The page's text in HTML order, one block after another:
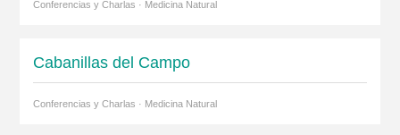
Conferencias y Charlas · Medicina Natural
Cabanillas del Campo
Conferencias y Charlas · Medicina Natural